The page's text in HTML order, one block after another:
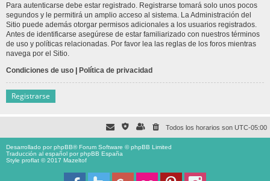
Para autenticarse debe estar registrado. Registrarse tomará solo unos pocos
segundos y le permitirá un amplio acceso al sistema. La Administración del
Sitio puede además otorgar permisos adicionales a los usuarios registrados.
Antes de identificarse asegúrese de estar familiarizado con nuestros términos
de uso y políticas relacionadas. Por favor lea las reglas de los foros mientras
navega por el Sitio.
Condiciones de uso | Política de privacidad
Registrarse
Todos los horarios son UTC-05:00
Desarrollado porphpBB® Forum Software © phpBB Limited
Traducción al español porphpBB España
Style proflat © 2017 Mazeltof